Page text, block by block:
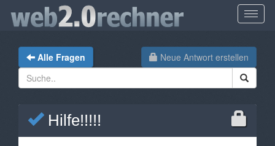
Neue Antwort erstellen
Alle Fragen
Hilfe!!!!!